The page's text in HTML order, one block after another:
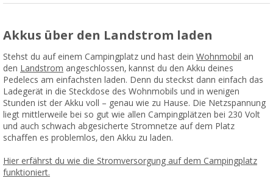
Akkus über den Landstrom laden
Stehst du auf einem Campingplatz und hast dein Wohnmobil an
den Landstrom angeschlossen, kannst du den Akku deines
Pedelecs am einfachsten laden. Denn du steckst dann einfach das
Ladegerät in die Steckdose des Wohnmobils und in wenigen
Stunden ist der Akku voll – genau wie zu Hause. Die Netzspannung
liegt mittlerweile bei so gut wie allen Campingplätzen bei 230 Volt
und auch schwach abgesicherte Stromnetze auf dem Platz
schaffen es problemlos, den Akku zu laden.
Hier erfährst du wie die Stromversorgung auf dem Campingplatz
funktioniert.